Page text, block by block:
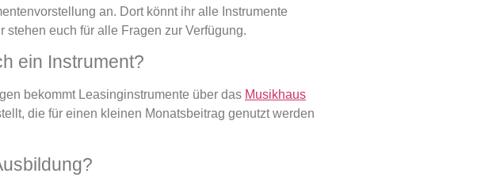
an. Dort könnt ihr alle Instrumente
stehen euch für alle Fragen zur Verfügung.
ein Instrument?
bekommt Leasinginstrumente über das Musikhaus
die für einen kleinen Monatsbeitrag genutzt werden